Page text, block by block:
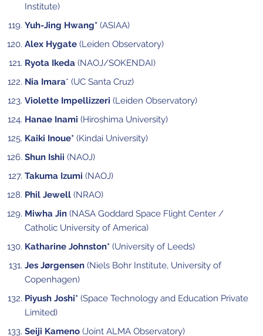
Institute)
Yuh-Jing Hwang*(ASIAA)
Alex Hygate(Leiden Observatory)
Ryota Ikeda(NAOJ/SOKENDAI)
Nia Imara* (UC Santa Cruz)
Violette Impellizzeri (Leiden Observatory)
Hanae Inami (Hiroshima University)
Kaiki Inoue*(Kindai University)
Shun Ishii (NAOJ)
Takuma Izumi (NAOJ)
Phil Jewell(NRAO)
Miwha Jin(NASA Goddard Space Flight Center /
Catholic University of America)
Katharine Johnston*(University of Leeds)
Jes Jørgensen(Niels Bohr Institute, University of
Copenhagen)
Piyush Joshi*(Space Technology and Education Private
Limited)
Seiji Kameno(Joint ALMA Observatory)